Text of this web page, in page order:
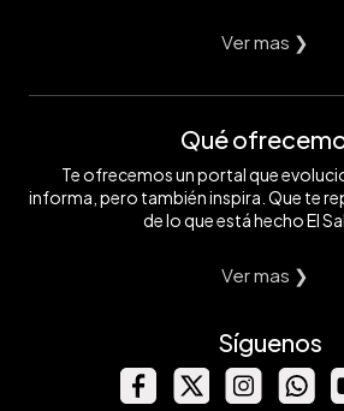
Ver mas ❯
Qué
Te ofrecemos un portal que
informa, pero también inspira. Que te
de lo que está hecho El
Ver mas ❯
Síguenos